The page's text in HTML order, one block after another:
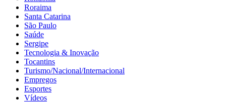
Roraima
Santa Catarina
São Paulo
Saúde
Sergipe
Tecnologia & Inovação
Tocantins
Turismo/Nacional/Internacional
Empregos
Esportes
Vídeos